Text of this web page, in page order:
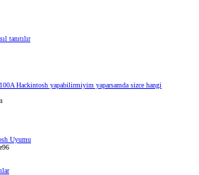
tanıtılır
Hackintosh yapabilirmiyim yaparsamda sizce hangi
Uyumu